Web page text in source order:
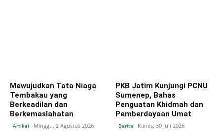
Mewujudkan Tata Niaga
Tembakau yang
Berkeadilan dan
Berkemaslahatan
Artikel Minggu, 2 Agustus 2026
PKB Jatim Kunjungi PCNU
Sumenep, Bahas
Penguatan Khidmah dan
Pemberdayaan Umat
Berita Kamis, 30 Juli 2026